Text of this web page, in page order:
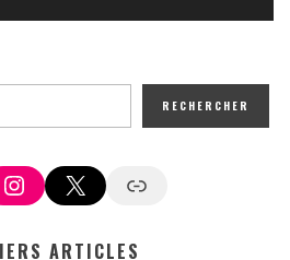
RECHERCHER
Instagram
X Google News
ARTICLES